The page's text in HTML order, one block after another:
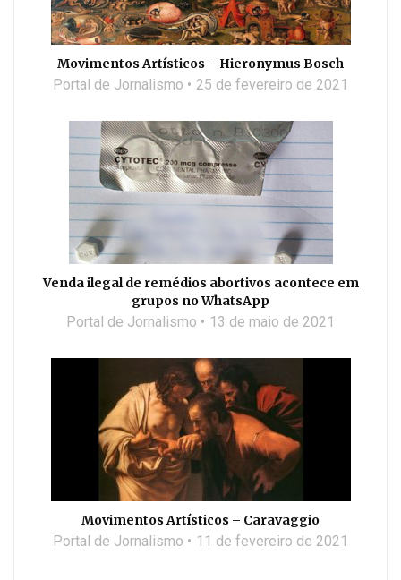
Movimentos Artísticos – Hieronymus Bosch
Portal de Jornalismo 25 de fevereiro de 2021
Venda ilegal de remédios abortivos acontece em
grupos no WhatsApp
Portal de Jornalismo 13 de maio de 2021
Movimentos Artísticos – Caravaggio
Portal de Jornalismo 11 de fevereiro de 2021